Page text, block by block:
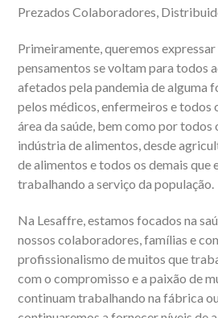
Prezados Colaboradores,
Primeiramente, queremos expressar
pensamentos se voltam para todos
afetados pela pandemia de alguma
pelos médicos, enfermeiros e todos
área da saúde, bem como por todos
indústria de alimentos, desde
de alimentos e todos os demais que
trabalhando a serviço da população.
Na Lesaffre, estamos focados na
nossos colaboradores, famílias e
profissionalismo de muitos que
com o compromisso e a paixão de
continuam trabalhando na fábrica